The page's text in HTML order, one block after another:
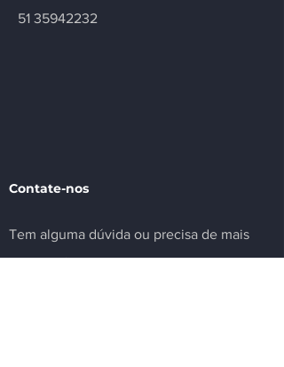
51 35942232
Contate-nos
Tem alguma dúvida ou precisa de mais
informações sobre nosso sindicato ou